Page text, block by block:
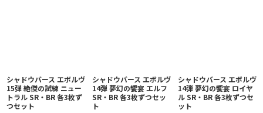
シャドウバース エボルヴ
15弾 絶傑の試練 ニュー
トラル SR・BR 各3枚ず
つセット
シャドウバース エボルヴ
14弾 夢幻の饗󠄀宴 エルフ
SR・BR 各3枚ずつセッ
ト
シャドウバース エボルヴ
14弾 夢幻の饗󠄀宴 ロイヤ
ル SR・BR 各3枚ずつセ
ット